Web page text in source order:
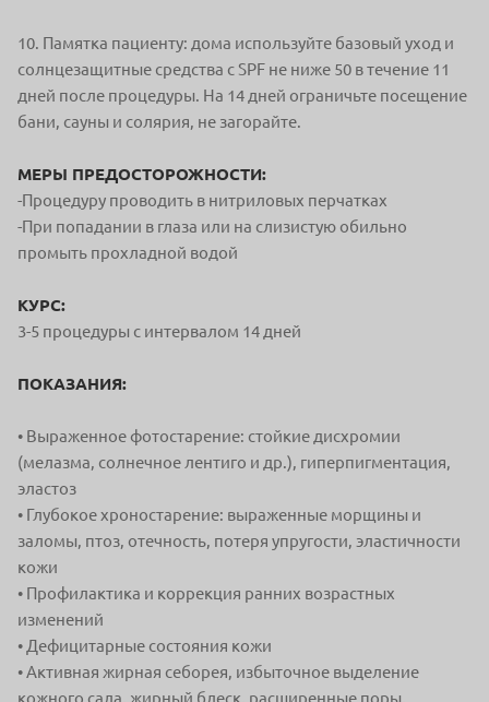
10. Памятка пациенту: дома используйте базовый уход и
солнцезащитные средства с SPF не ниже 50 в течение 11
дней после процедуры. На 14 дней ограничьте посещение
бани, сауны и солярия, не загорайте.
МЕРЫ ПРЕДОСТОРОЖНОСТИ:
-Процедуру проводить в нитриловых перчатках
-При попадании в глаза или на слизистую обильно
промыть прохладной водой
КУРС:
3-5 процедуры с интервалом 14 дней
ПОКАЗАНИЯ:
• Выраженное фотостарение: стойкие дисхромии
(мелазма, солнечное лентиго и др.), гиперпигментация,
эластоз
• Глубокое хроностарение: выраженные морщины и
заломы, птоз, отечность, потеря упругости, эластичности
кожи
• Профилактика и коррекция ранних возрастных
изменений
• Дефицитарные состояния кожи
• Активная жирная себорея, избыточное выделение